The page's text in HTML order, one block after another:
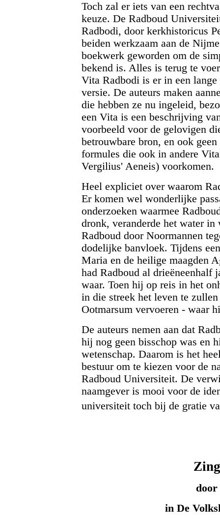
Toch zal er iets van een
keuze. De Radboud
Radbodi, door kerkhistoricus
beiden werkzaam aan de
boekwerk geworden om de
bekend is. Alles is terug te
Vita Radbodi is er in een
versie. De auteurs maken
die hebben ze nu ingeleid,
een Vita is een beschrijving
voorbeeld voor de gelovigen
betrouwbare bron, en ook
formules die ook in andere
Vergilius' Aeneis) voorkomen.
Heel expliciet over waarom
Er komen wel wonderlijke
onderzoeken waarmee
dronk, veranderde het water
Radboud door Noormannen
dodelijke banvloek. Tijdens
Maria en de heilige maagden
had Radboud al drieëneenhalf
waar. Toen hij op reis in het
in die streek het leven te
Ootmarsum vervoeren - waar
De auteurs nemen aan dat
hij nog geen bisschop was en
wetenschap. Daar­om is het
bestuur om te kiezen voor de
Radboud Universiteit. De
naamgever is mooi voor de
universiteit toch bij de gratie
in De